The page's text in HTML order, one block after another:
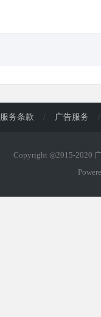
服务条款 / 广告服务 /
Copyright ◎2015-2020